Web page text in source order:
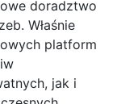
doradztwo
Właśnie
platform
jak i